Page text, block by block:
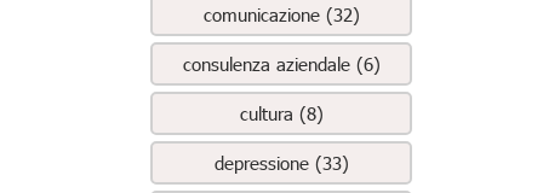
comunicazione (32)
consulenza aziendale (6)
cultura (8)
depressione (33)